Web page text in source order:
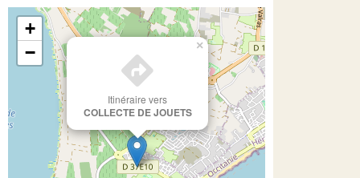
Itinéraire vers
COLLECTE DE JOUETS
×
+
−